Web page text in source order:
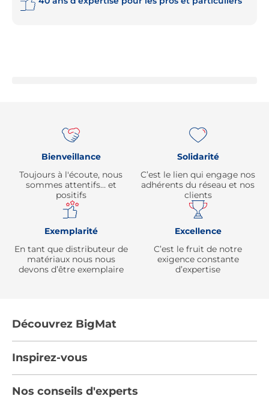
Bienveillance
Toujours à l'écoute, nous
sommes attentifs… et
positifs
Solidarité
C’est le lien qui engage nos
adhérents du réseau et nos
clients
Exemplarité
En tant que distributeur de
matériaux nous nous
devons d’être exemplaire
Excellence
C’est le fruit de notre
exigence constante
d’expertise
Découvrez BigMat
Devenez adhérent
Inspirez-vous
Nos conseils d'experts